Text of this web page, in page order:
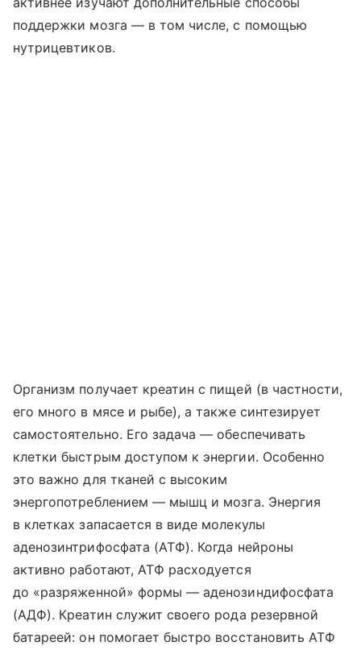
поддержки мозга — в том числе, с помощью
нутрицевтиков.
Организм получает креатин с пищей (в частности,
его много в мясе и рыбе), а также синтезирует
самостоятельно. Его задача — обеспечивать
клетки быстрым доступом к энергии. Особенно
это важно для тканей с высоким
энергопотреблением — мышц и мозга. Энергия
в клетках запасается в виде молекулы
аденозинтрифосфата (АТФ). Когда нейроны
активно работают, АТФ расходуется
до «разряженной» формы — аденозиндифосфата
(АДФ). Креатин служит своего рода резервной
батареей: он помогает быстро восстановить АТФ